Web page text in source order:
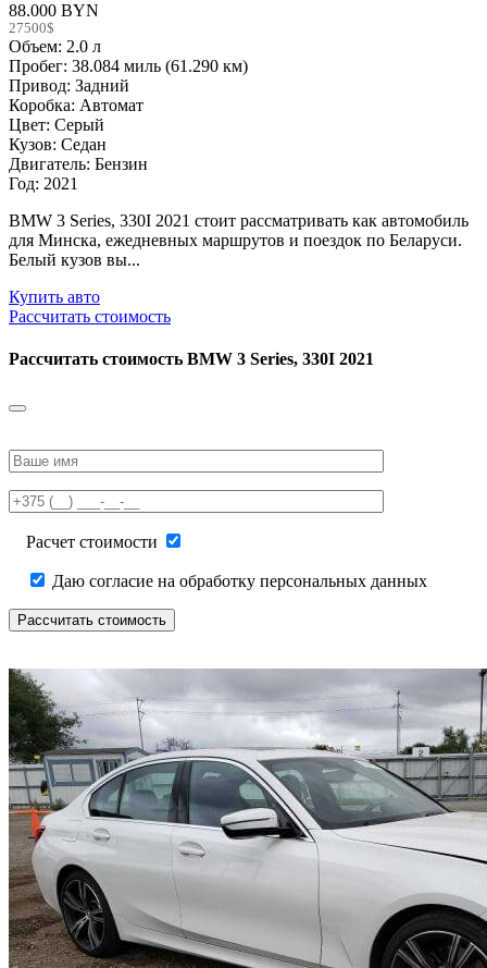
88.000 BYN
27500$
Объем: 2.0 л
Пробег: 38.084 миль (61.290 км)
Привод: Задний
Коробка: Автомат
Цвет: Серый
Кузов: Седан
Двигатель: Бензин
Год: 2021
BMW 3 Series, 330I 2021 стоит рассматривать как автомобиль
для Минска, ежедневных маршрутов и поездок по Беларуси.
Белый кузов вы...
Купить авто
Рассчитать стоимость
Рассчитать стоимость BMW 3 Series, 330I 2021
leave
field
empty.
Расчет стоимости
Даю согласие на обработку персональных данных